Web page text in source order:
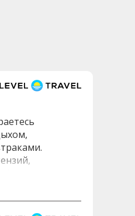
на ютубе
Вернулись
большая